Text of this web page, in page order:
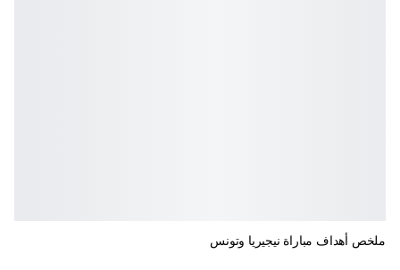
ملخص أهداف مباراة نيجيريا وتونس